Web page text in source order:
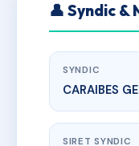
👤 Syndic &
SYNDIC
CARAIBES
SIRET SYNDIC